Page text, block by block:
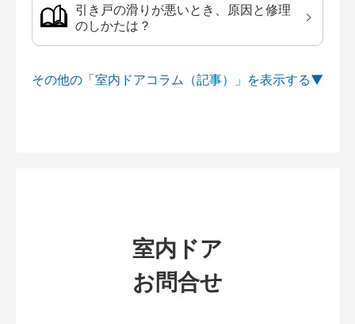
引き戸の滑りが悪いとき、原因と修理
のしかたは？
その他の「室内ドアコラム（記事）」を
室内ドア
お問合せ